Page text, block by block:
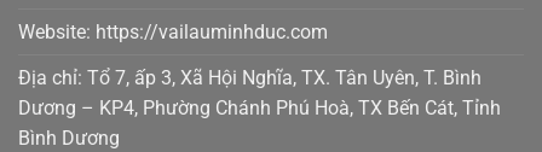
Website: https://vailauminhduc.com
Địa chỉ: Tổ 7, ấp 3, Xã Hội Nghĩa, TX. Tân Uyên, T. Bình
Dương – KP4, Phường Chánh Phú Hoà, TX Bến Cát, Tỉnh
Bình Dương